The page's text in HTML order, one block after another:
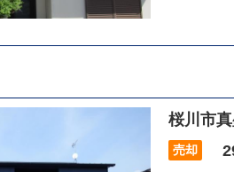
桜川市
売却